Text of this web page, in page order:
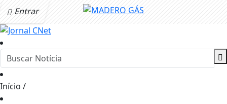
Entrar
Início /